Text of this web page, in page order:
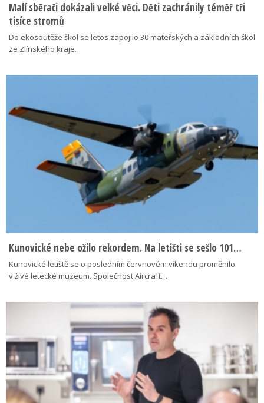
Malí sběrači dokázali velké věci. Děti zachránily téměř tři
tisíce stromů
Do ekosoutěže škol se letos zapojilo 30 mateřských a základních škol
ze Zlínského kraje.
Kunovické nebe ožilo rekordem. Na letišti se sešlo 101…
Kunovické letiště se o posledním červnovém víkendu proměnilo
v živé letecké muzeum. Společnost Aircraft…